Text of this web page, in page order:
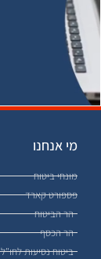
מי אנחנו
מונחי ביטוח
פספורט קארד
הר הביטוח
הר הכסף
ביטוח נסיעות לחו"ל